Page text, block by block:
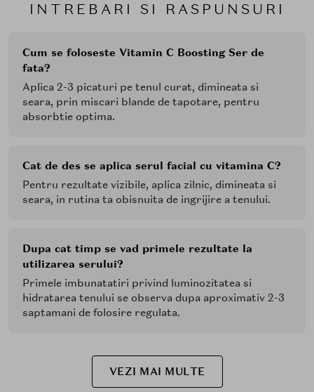
INTREBARI SI RASPUNSURI
Cum se foloseste Vitamin C Boosting Ser de
fata?
Aplica 2-3 picaturi pe tenul curat, dimineata si
seara, prin miscari blande de tapotare, pentru
absorbtie optima.
Cat de des se aplica serul facial cu vitamina C?
Pentru rezultate vizibile, aplica zilnic, dimineata si
seara, in rutina ta obisnuita de ingrijire a tenului.
Dupa cat timp se vad primele rezultate la
utilizarea serului?
Primele imbunatatiri privind luminozitatea si
hidratarea tenului se observa dupa aproximativ 2-3
saptamani de folosire regulata.
VEZI MAI MULTE